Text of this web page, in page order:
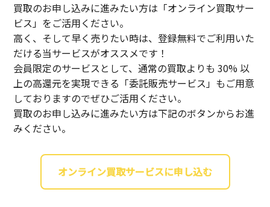
買取のお申し込みに進みたい方は「オンライン買取サー
ビス」をご活用ください。
高く、そして早く売りたい時は、登録無料でご利用いた
だける当サービスがオススメです！
会員限定のサービスとして、通常の買取よりも 30% 以
上の高還元を実現できる「委託販売サービス」もご用意
しておりますのでぜひご活用ください。
買取のお申し込みに進みたい方は下記のボタンからお進
みください。
オンライン買取サービスに申し込む